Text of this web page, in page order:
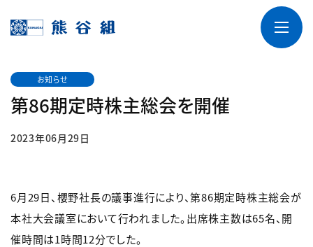
お知らせ
第86期定時株主総会を開催
2023年06月29日
6月29日、櫻野社長の議事進行により、第86期定時株主総会が
本社大会議室において行われました。出席株主数は65名、開
催時間は1時間12分でした。